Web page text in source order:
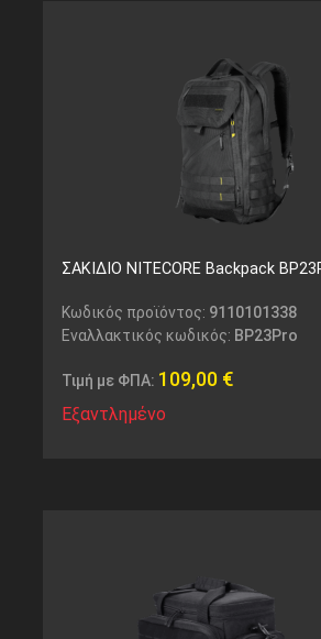
ΣΑΚΙΔΙΟ NITECORE Backpack
Κωδικός προϊόντος: 9110101338
Εναλλακτικός κωδικός: BP23Pro
Τιμή με ΦΠΑ: 109,00 €
Εξαντλημένο